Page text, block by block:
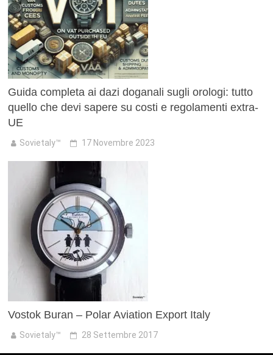
Guida completa ai dazi doganali sugli orologi: tutto
quello che devi sapere su costi e regolamenti extra-
UE
Sovietaly™ 17 Novembre 2023
Vostok Buran – Polar Aviation Export Italy
Sovietaly™ 28 Settembre 2017